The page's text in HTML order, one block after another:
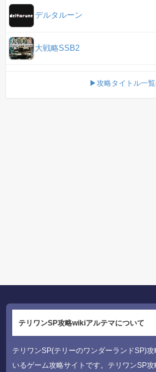
デルタルーン
大戦略SSB2
▶攻略タイトル一覧
テリワンSP攻略wikiアルテマについて
テリワンSP(テリーのワンダーランドSP)
いるゲーム攻略サイトです。テリワンSP